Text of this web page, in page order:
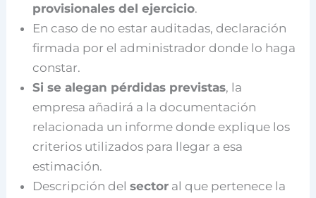
provisionales del ejercicio.
En caso de no estar auditadas, declaración
firmada por el administrador donde lo haga
constar.
Si se alegan pérdidas previstas, la
empresa añadirá a la documentación
relacionada un informe donde explique los
criterios utilizados para llegar a esa
estimación.
Descripción delsector al que pertenece la